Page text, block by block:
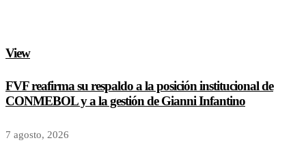
View
FVF reafirma su respaldo a la posición institucional de
CONMEBOL y a la gestión de Gianni Infantino
7 agosto, 2026